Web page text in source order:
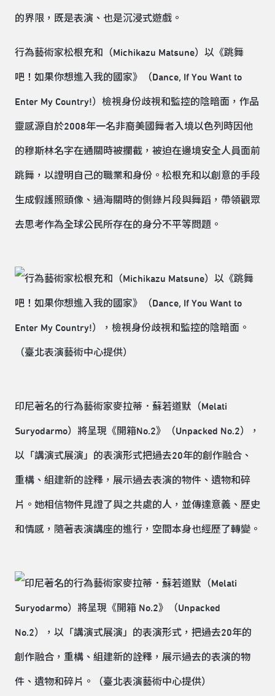
的界限，既是表演、也是沉浸式遊戲。
行為藝術家松根充和（Michikazu Matsune）以《跳舞
吧！如果你想進入我的國家》（Dance, If You Want to
Enter My Country!）檢視身份歧視和監控的陰暗面，作品
靈感源自於2008年一名非裔美國舞者入境以色列時因他
的穆斯林名字在通關時被攔截，被迫在邊境安全人員面前
跳舞，以證明自己的職業和身份。松根充和以創意的手段
生成假護照頭像、過海關時的側錄片段與舞蹈，帶領觀眾
去思考作為全球公民所存在的身分不平等問題。
印尼著名的行為藝術家麥拉蒂．蘇若道默（Melati
Suryodarmo）將呈現《開箱No.2》（Unpacked No.2），
以「講演式展演」的表演形式把過去20年的創作融合、
重構、組建新的詮釋，展示過去表演的物件、遺物和碎
片。她相信物件見證了與之共處的人，並傳達意義、歷史
和情感，隨著表演講座的進行，空間本身也經歷了轉變。